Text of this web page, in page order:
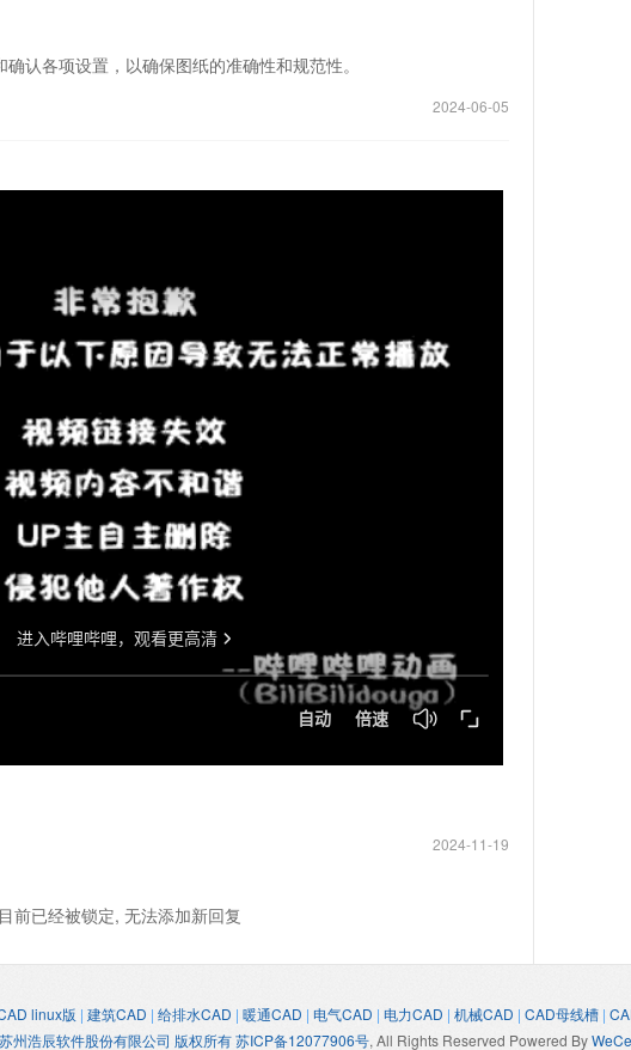
认各项设置，以确保图纸的准确性和规范性。
2024-06-05
2024-11-19
前已经被锁定, 无法添加新回复
linux版 | 建筑CAD | 给排水CAD | 暖通CAD | 电气CAD | 电力CAD | 机械CAD | CAD母线槽 |
苏州浩辰软件股份有限公司 版权所有 苏ICP备12077906号, All Rights Reserved Powered By